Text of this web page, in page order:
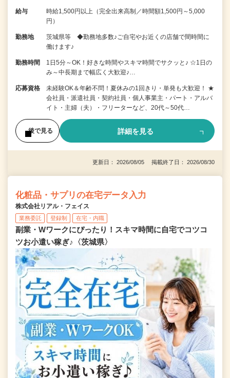
給与
時給1,500円以上（完全出来高制／時間額1,500円～5,000
円）
勤務地
茨城県等 ◆勤務地多数♪ご自宅やお近くの店舗で間時間に
働けます♪
勤務時間
1日5分～OK！好きな時間やスキマ時間でサクッと♪ ☆1日の
み～中長期まで幅広く大歓迎♪…
応募資格
未経験OK＆年齢不問！夏休みの1回きり・単発も大歓迎！ ★
会社員・派遣社員・契約社員・個人事業主・パート・アルバ
イト・主婦（夫）・フリーターなど、20代～50代…
後で見る 詳細を見る
更新日： 2026/08/05 掲載終了日： 2026/08/30
化粧品・サプリの在宅データ入力
株式会社リアル・フェイス
業務委託 登録制 在宅・内職
副業・Wワークにぴったり！スキマ時間に自宅でコツコ
ツお小遣い稼ぎ♪〈茨城県〉